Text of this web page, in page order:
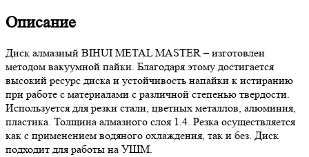
Описание
Диск алмазный BIHUI METAL MASTER – изготовлен
методом вакуумной пайки. Благодаря этому достигается
высокий ресурс диска и устойчивость напайки к истиранию
при работе с материалами с различной степенью твердости.
Используется для резки стали, цветных металлов, алюминия,
пластика. Толщина алмазного слоя 1.4. Резка осуществляется
как с применением водяного охлаждения, так и без. Диск
подходит для работы на УШМ.